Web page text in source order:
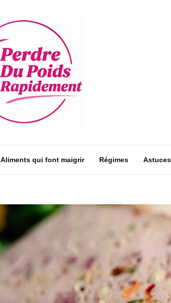
Aliments qui font maigrir Régimes